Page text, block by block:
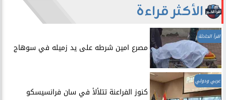
الأكثر قراءة
اقرأ الحادثة
مصرع امين شرطه على يد زميله في سوهاج
عربي ودولي
​كنوز الفراعنة تتلألأ في سان فرانسيسكو